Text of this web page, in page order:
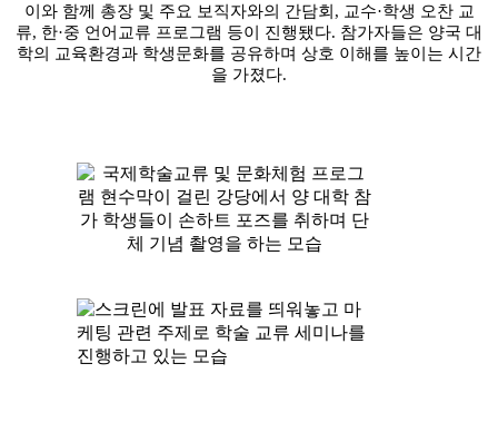
이와 함께 총장 및 주요 보직자와의 간담회 , 교수·학생 오찬 교
류, 한·중 언어교류 프로그램 등이 진행됐다. 참가자들은 양국 대
학의 교육환경과 학생문화를 공유하며 상호 이해를 높이는 시간
을 가졌다.